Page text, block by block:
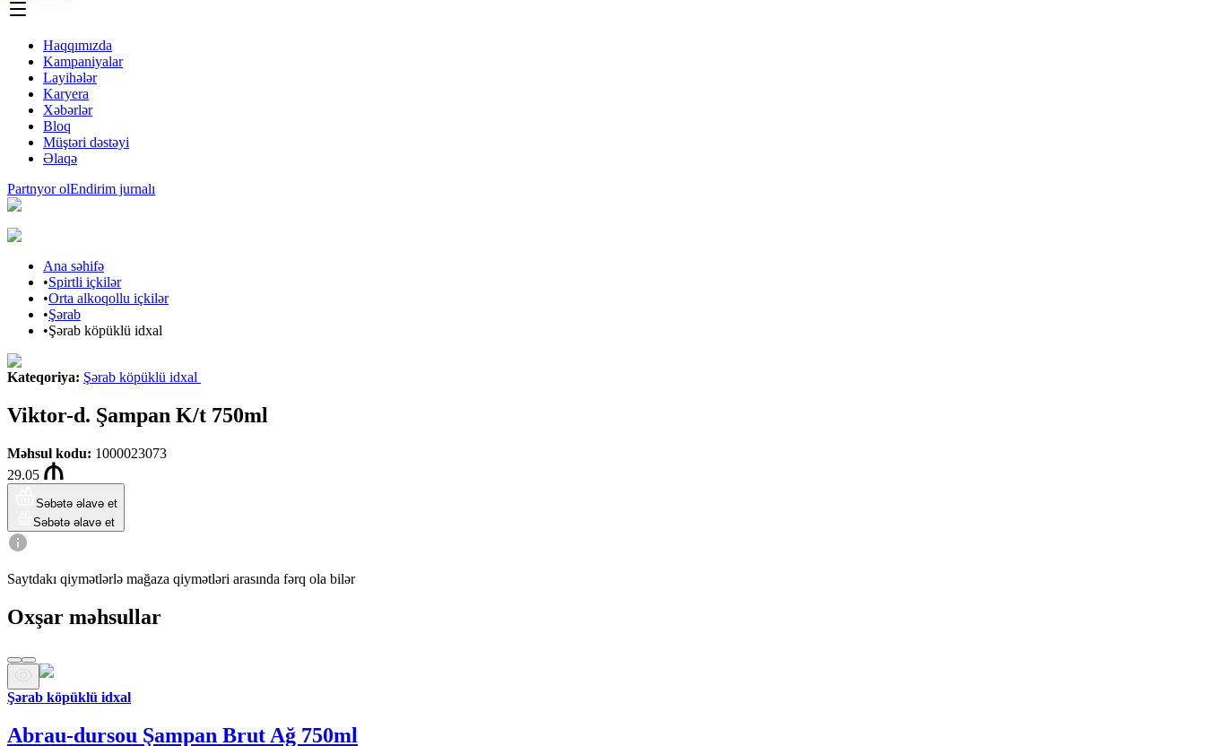
Haqqımızda
Kampaniyalar
Layihələr
Karyera
Xəbərlər
Bloq
Müştəri dəstəyi
Əlaqə
Partnyor olEndirim jurnalı
Ana səhifə
•Spirtli içkilər
•Orta alkoqollu içkilər
•Şərab
•Şərab köpüklü idxal
Kateqoriya: Şərab köpüklü idxal
Viktor-d. Şampan K/t 750ml
Məhsul kodu: 1000023073
29.05
Səbətə əlavə et
Səbətə əlavə et
Saytdakı qiymətlərlə mağaza qiymətləri arasında fərq ola bilər
Oxşar məhsullar
Şərab köpüklü idxal
Abrau-dursou Şampan Brut Ağ 750ml